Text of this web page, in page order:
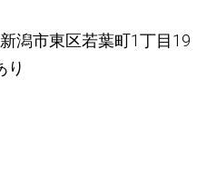
潟市東区若葉町1丁目19
り